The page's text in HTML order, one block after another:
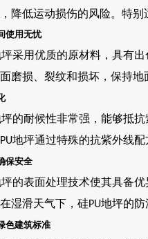
降低运动损伤的风险。特
使用无忧
采用优质的原材料，具有
磨损、裂纹和损坏，保持
的耐候性非常强，能够抵
PU地坪通过特殊的抗紫外线
保安全
的表面处理技术使其具备
湿滑天气下，硅PU地坪的防
色建筑标准